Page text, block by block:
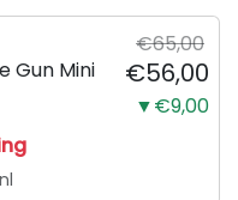
Gun Mini
€65,00
€56,00
▼€9,00